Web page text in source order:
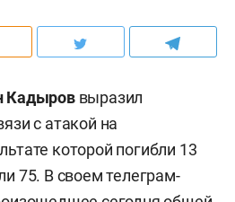
Кадыроввыразил
с атакой на
которой погибли 13
75. В своем телеграм-